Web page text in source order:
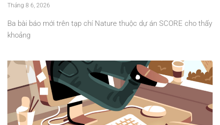
Tháng 8 6, 2026
Ba bài báo mới trên tạp chí Nature thuộc dự án SCORE cho thấy
khoảng